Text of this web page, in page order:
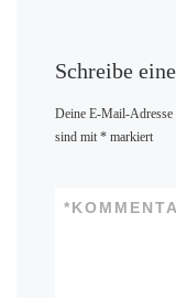
Schreibe
Deine E-Mail-
sind mit* markiert
*